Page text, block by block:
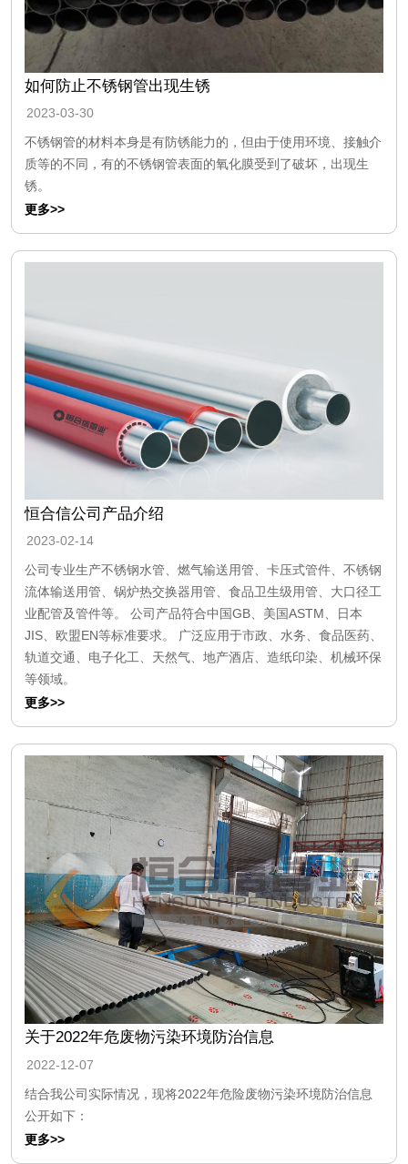
如何防止不锈钢管出现生锈
2023-03-30
不锈钢管的材料本身是有防锈能力的，但由于使用环境、接触介
质等的不同，有的不锈钢管表面的氧化膜受到了破坏，出现生
锈。
更多>>
恒合信公司产品介绍
2023-02-14
公司专业生产不锈钢水管、燃气输送用管、卡压式管件、不锈钢
流体输送用管、锅炉热交换器用管、食品卫生级用管、大口径工
业配管及管件等。 公司产品符合中国GB、美国ASTM、日本
JIS、欧盟EN等标准要求。 广泛应用于市政、水务、食品医药、
轨道交通、电子化工、天然气、地产酒店、造纸印染、机械环保
等领域。
更多>>
关于2022年危废物污染环境防治信息
2022-12-07
结合我公司实际情况，现将2022年危险废物污染环境防治信息
公开如下：
更多>>